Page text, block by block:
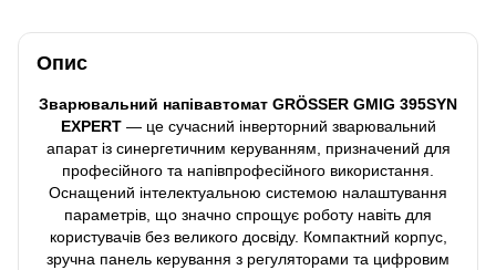
Опис
Зварювальний напівавтомат GRÖSSER GMIG 395SYN
EXPERT— це сучасний інверторний зварювальний
апарат із синергетичним керуванням, призначений для
професійного та напівпрофесійного використання.
Оснащений інтелектуальною системою налаштування
параметрів, що значно спрощує роботу навіть для
користувачів без великого досвіду. Компактний корпус,
зручна панель керування з регуляторами та цифровим